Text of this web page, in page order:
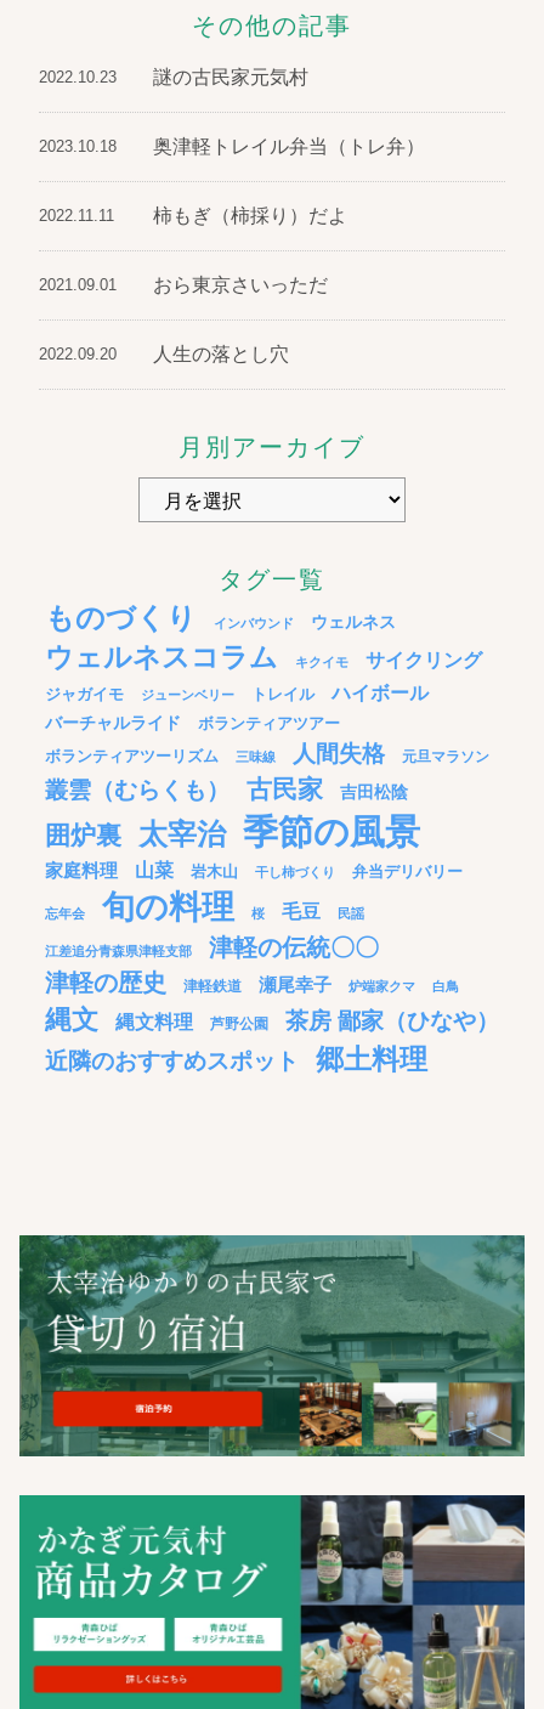
その他の記事
2022.10.23 謎の古民家元気村
2023.10.18 奥津軽トレイル弁当（トレ弁）
2022.11.11 柿もぎ（柿採り）だよ
2021.09.01 おら東京さいっただ
2022.09.20 人生の落とし穴
月別アーカイブ
タグ一覧
ものづくり インバウンド ウェルネス
ウェルネスコラム キクイモ サイクリング
ジャガイモ ジューンベリー トレイル ハイボール
バーチャルライド
ボランティアツアー
ボランティアツーリズム
三味線 人間失格 元旦マラソン
叢雲（むらくも） 古民家 吉田松陰
囲炉裏 太宰治 季節の風景
家庭料理 山菜 岩木山 干し柿づくり 弁当デリバリー
忘年会 旬の料理 桜 毛豆 民謡
江差追分青森県津軽支部
津軽の伝統〇〇
津軽の歴史
津軽鉄道 瀬尾幸子 炉端家クマ 白鳥
縄文 縄文料理 芦野公園
茶房 鄙家（ひなや）
近隣のおすすめスポット
郷土料理